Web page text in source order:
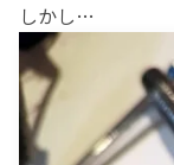
しかし…